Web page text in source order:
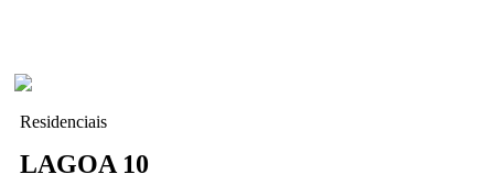
Residenciais
LAGOA 10